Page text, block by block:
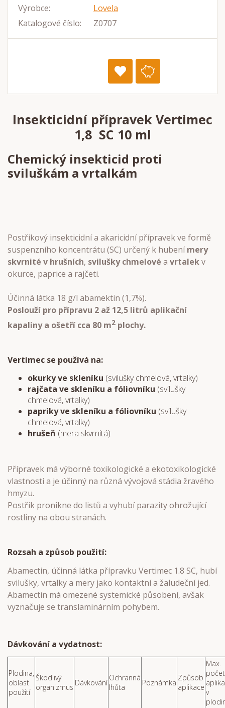
Výrobce:
Lovela
Katalogové číslo:
Z0707
Insekticidní přípravek Vertimec
1,8 SC 10 ml
Chemický insekticid proti
sviluškám a vrtalkám
Postřikový insekticidní a akaricidní přípravek ve formě
suspenzního koncentrátu (SC) určený k hubenímery
skvrnité v hrušních, svilušky chmelové a vrtalekv
okurce, paprice a rajčeti.
Účinná látka 18 g/l abamektin (1,7%).
Poslouží pro přípravu 2 až 12,5 litrů aplikační
kapaliny a ošetří cca 80 m2 plochy.
Vertimec se používá na:
okurky ve skleníku (svilušky chmelová, vrtalky)
rajčata ve skleníku a fóliovníku (svilušky
chmelová, vrtalky)
papriky ve skleníku a fóliovníku (svilušky
chmelová, vrtalky)
hrušeň (mera skvrnitá)
Přípravek má výborné toxikologické a ekotoxikologické
vlastnosti a je účinný na různá vývojová stádia žravého
hmyzu.
Postřik pronikne do listů a vyhubí parazity ohrožující
rostliny na obou stranách.
Rozsah a způsob použití:
Abamectin, účinná látka přípravku Vertimec 1.8 SC, hubí
svilušky, vrtalky a mery jako kontaktní a žaludeční jed.
Abamectin má omezené systemické působení, avšak
vyznačuje se translaminárním pohybem.
Dávkování a vydatnost:
Plodina,
oblast
použití
Škodlivý
organizmus Dávkování
Ochranná
lhůta
Poznámka
Způsob
aplikace
Max.
počet
v